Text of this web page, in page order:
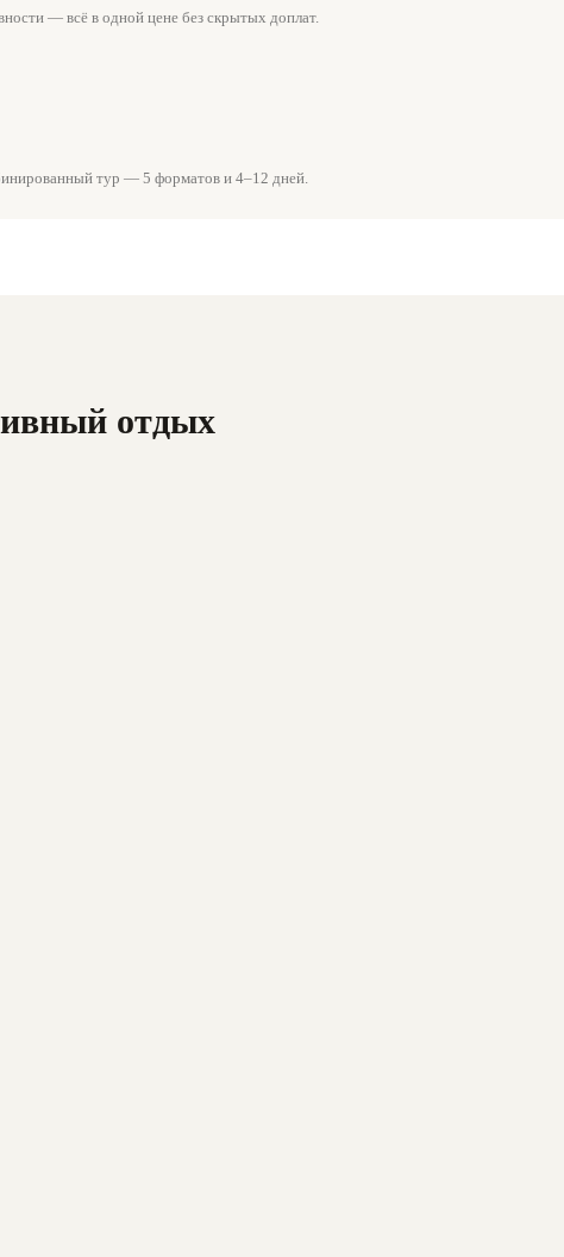
— всё в одной цене без скрытых доплат.
тур — 5 форматов и 4–12 дней.
отдых